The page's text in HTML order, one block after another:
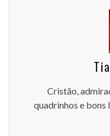
Cristão,
quadrinhos e bons